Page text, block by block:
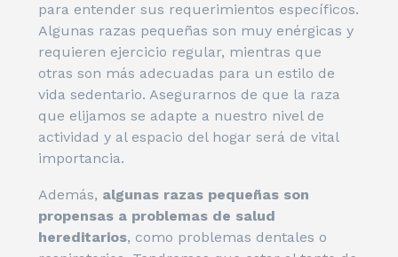
para entender sus requerimientos específicos.
Algunas razas pequeñas son muy enérgicas y
requieren ejercicio regular, mientras que
otras son más adecuadas para un estilo de
vida sedentario. Asegurarnos de que la raza
que elijamos se adapte a nuestro nivel de
actividad y al espacio del hogar será de vital
importancia.
Además, algunas razas pequeñas son
propensas a problemas de salud
hereditarios, como problemas dentales o